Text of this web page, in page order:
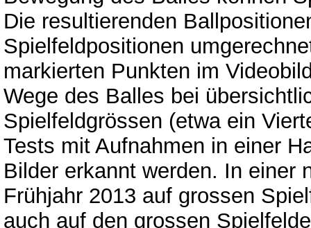
Die resultierenden
Spielfeldpositionen
markierten Punkten im
Wege des Balles bei
Spielfeldgrössen (etwa ein
Tests mit Aufnahmen in einer
Bilder erkannt werden. In einer
Frühjahr 2013 auf grossen
auch auf den grossen